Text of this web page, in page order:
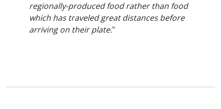
regionally-produced food rather than food
which has traveled great distances before
arriving on their plate."